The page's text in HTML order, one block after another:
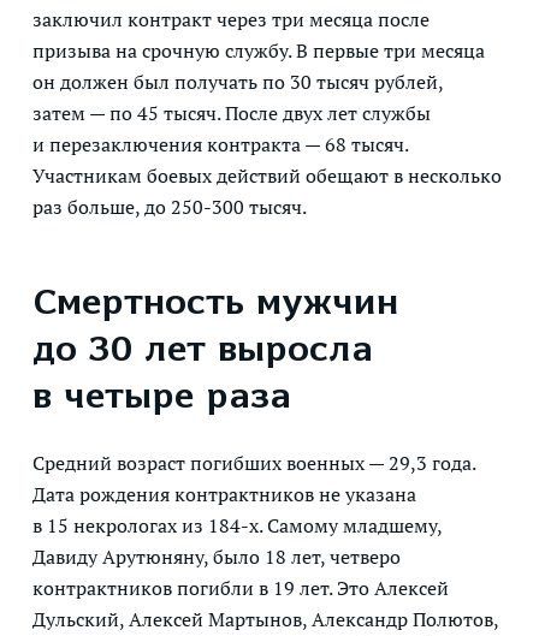
заключил контракт через три месяца после
призыва на срочную службу. В первые три месяца
он должен был получать по 30 тысяч рублей,
затем — по 45 тысяч. После двух лет службы
и перезаключения контракта — 68 тысяч.
Участникам боевых действий обещают в несколько
раз больше, до 250-300 тысяч.
Смертность мужчин
до 30 лет выросла
в четыре раза
Средний возраст погибших военных — 29,3 года.
Дата рождения контрактников не указана
в 15 некрологах из 184-х. Самому младшему,
Давиду Арутюняну, было 18 лет, четверо
контрактников погибли в 19 лет. Это Алексей
Дульский, Алексей Мартынов, Александр Полютов,